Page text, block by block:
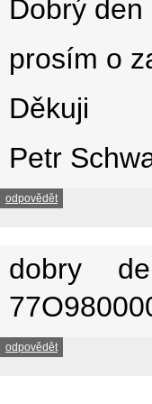
Dobrý den
prosím o
Děkuji
Petr
odpovědět
dobry
odpovědět